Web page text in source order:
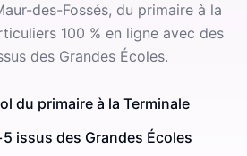
des-Fossés, du primaire à la
100 % en ligne avec des
des Grandes Écoles.
du primaire à la Terminale
issus des Grandes Écoles